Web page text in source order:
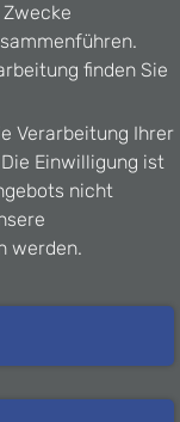
finden Sie
Verarbeitung Ihrer
Einwilligung ist
nicht
werden.